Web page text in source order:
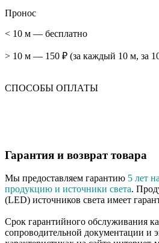
Пронос
< 10 м — бесплатно
> 10 м — 150 ₽ (за каждый 10 м, за
СПОСОБЫ ОПЛАТЫ
Гарантия и возврат товара
Мы предоставляем гарантию 5 лет
продукцию и источники света.
(LED) источников света имеет
Срок гарантийного обслуживания
сопроводительной документации и